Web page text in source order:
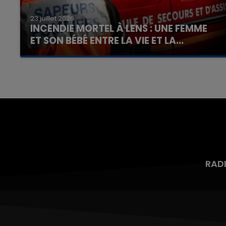
23 juillet 2026
INCENDIE MORTEL À LENS : UNE FEMME
ET SON BÉBÉ ENTRE LA VIE ET LA...
Un homme s'est immolé par le feu après avoir